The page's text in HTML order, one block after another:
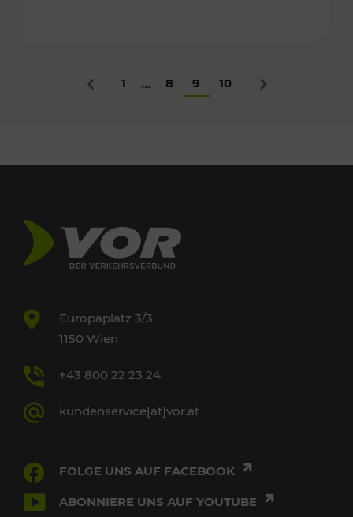
Zurück
1 ... 8 9 10 Nächstes
Europaplatz 3/3
1150 Wien
+43 800 22 23 24
kundenservice[at]vor.at
FOLGE UNS AUF FACEBOOK
ABONNIERE UNS AUF YOUTUBE